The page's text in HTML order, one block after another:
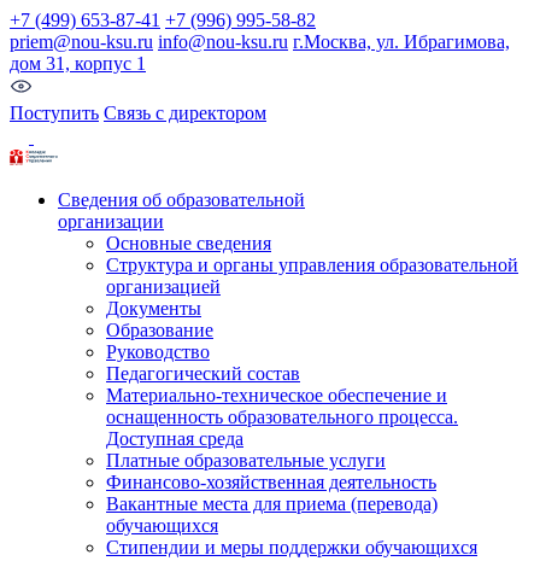
+7 (499) 653-87-41 +7 (996) 995-58-82
priem@nou-ksu.ru info@nou-ksu.ru г.Москва, ул. Ибрагимова,
дом 31, корпус 1
Поступить Связь с директором
Сведения об образовательной
организации
Основные сведения
Структура и органы управления образовательной
организацией
Документы
Образование
Руководство
Педагогический состав
Материально-техническое обеспечение и
оснащенность образовательного процесса.
Доступная среда
Платные образовательные услуги
Финансово-хозяйственная деятельность
Вакантные места для приема (перевода)
обучающихся
Стипендии и меры поддержки обучающихся